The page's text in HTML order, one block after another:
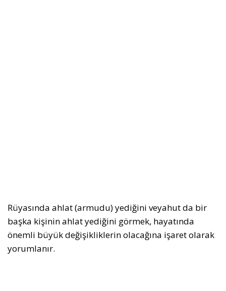
Rüyasında ahlat (armudu) yediğini veyahut da bir
baş­ka kişinin ahlat yediğini görmek, hayatında
önemli büyük değişikliklerin olacağına işaret olarak
yorumlanır.